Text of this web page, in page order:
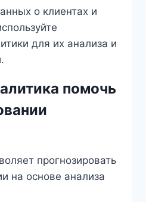
о клиентах и
для их анализа и
помочь
прогнозировать
на основе анализа